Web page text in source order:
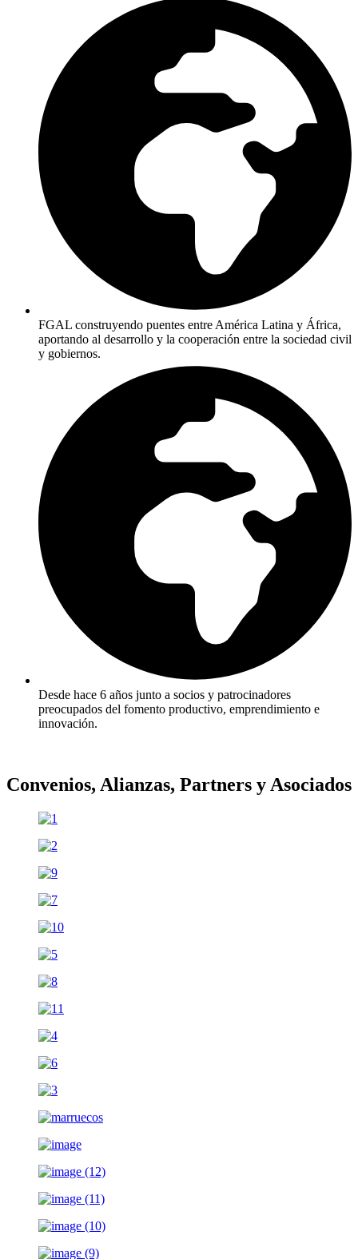
FGAL construyendo puentes entre América Latina y África,
aportando al desarrollo y la cooperación entre la sociedad civil
y gobiernos.
Desde hace 6 años junto a socios y patrocinadores
preocupados del fomento productivo, emprendimiento e
innovación.
Convenios, Alianzas, Partners y Asociados